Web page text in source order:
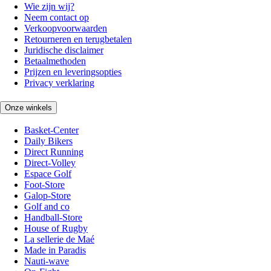
Wie zijn wij?
Neem contact op
Verkoopvoorwaarden
Retourneren en terugbetalen
Juridische disclaimer
Betaalmethoden
Prijzen en leveringsopties
Privacy verklaring
Onze winkels
Basket-Center
Daily Bikers
Direct Running
Direct-Volley
Espace Golf
Foot-Store
Galop-Store
Golf and co
Handball-Store
House of Rugby
La sellerie de Maé
Made in Paradis
Nauti-wave